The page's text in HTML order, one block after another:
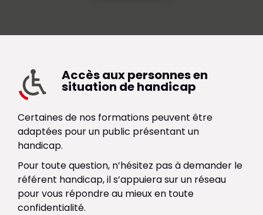
Accès aux personnes en
situation de handicap
Certaines de nos formations peuvent être
adaptées pour un public présentant un
handicap.
Pour toute question, n’hésitez pas à demander le
référent handicap, il s’appuiera sur un réseau
pour vous répondre au mieux en toute
confidentialité.